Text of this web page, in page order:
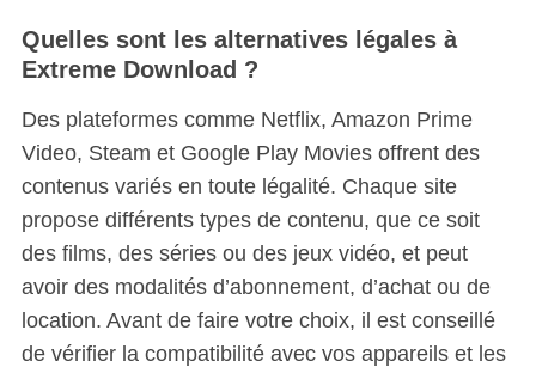
Quelles sont les alternatives légales à
Extreme Download ?
Des plateformes comme Netflix, Amazon Prime
Video, Steam et Google Play Movies offrent des
contenus variés en toute légalité. Chaque site
propose différents types de contenu, que ce soit
des films, des séries ou des jeux vidéo, et peut
avoir des modalités d’abonnement, d’achat ou de
location. Avant de faire votre choix, il est conseillé
de vérifier la compatibilité avec vos appareils et les